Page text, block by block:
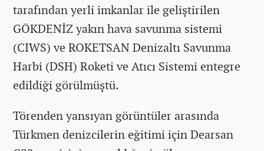
tarafından yerli imkanlar ile geliştirilen
GÖKDENİZ yakın hava savunma sistemi
(CIWS) ve ROKETSAN Denizaltı Savunma
Harbi (DSH) Roketi ve Atıcı Sistemi entegre
edildiği görülmüştü.
Törenden yansıyan görüntüler arasında
Türkmen denizcilerin eğitimi için Dearsan